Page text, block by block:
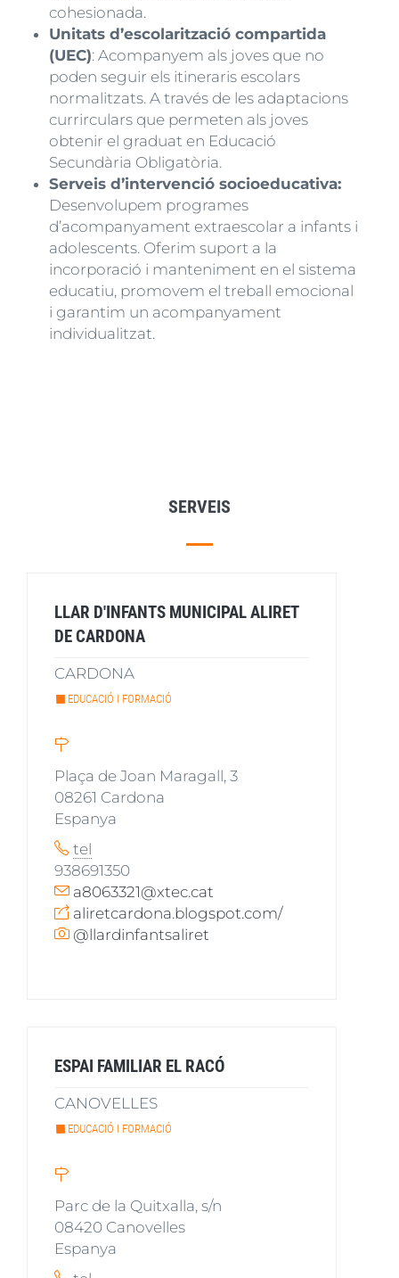
cohesionada.
Unitats d’escolarització compartida
(UEC): Acompanyem als joves que no
poden seguir els itineraris escolars
normalitzats. A través de les adaptacions
currirculars que permeten als joves
obtenir el graduat en Educació
Secundària Obligatòria.
Serveis d’intervenció socioeducativa:
Desenvolupem programes
d’acompanyament extraescolar a infants i
adolescents. Oferim suport a la
incorporació i manteniment en el sistema
educatiu, promovem el treball emocional
i garantim un acompanyament
individualitzat.
SERVEIS
LLAR D'INFANTS MUNICIPAL ALIRET
DE CARDONA
CARDONA
EDUCACIÓ I FORMACIÓ
Plaça de Joan Maragall, 3
08261 Cardona
Espanya
tel
938691350
a8063321@xtec.cat
aliretcardona.blogspot.com/
@llardinfantsaliret
ESPAI FAMILIAR EL RACÓ
CANOVELLES
EDUCACIÓ I FORMACIÓ
Parc de la Quitxalla, s/n
08420 Canovelles
Espanya